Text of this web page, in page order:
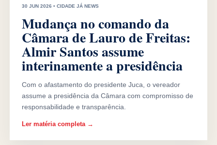
30 JUN 2026 • CIDADE JÁ NEWS
Mudança no comando da
Câmara de Lauro de Freitas:
Almir Santos assume
interinamente a presidência
Com o afastamento do presidente Juca, o vereador
assume a presidência da Câmara com compromisso de
responsabilidade e transparência.
Ler matéria completa →